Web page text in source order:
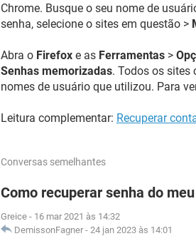
Chrome. Busque o seu nome de
senha, selecione o sites em questão >
Abra o Firefox e as Ferramentas >
Senhas memorizadas. Todos os sites
nomes de usuário que utilizou. Para
Leitura complementar: Recuperar
Conversas semelhantes
Como recuperar senha do
Greice - 16 mar 2021 às 14:32
DemissonFagner - 24 jan 2023 às 14:01